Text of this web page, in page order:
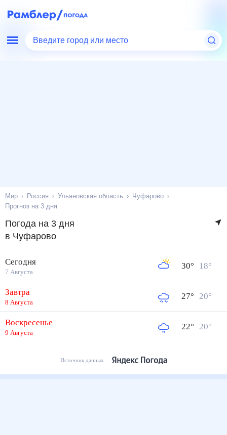
Введите город или место
Мир Россия Ульяновская область
Чуфарово
Прогноз на 3 дня
Погода на 3 дня
в Чуфарово
Сегодня
7 Августа
30° 18°
Завтра
8 Августа
27° 20°
Воскресенье
9 Августа
22° 20°
Источник данных